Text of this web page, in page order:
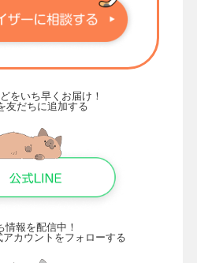
をいち早くお届け！
友だちに追加する
情報を配信中！
カウントをフォローする